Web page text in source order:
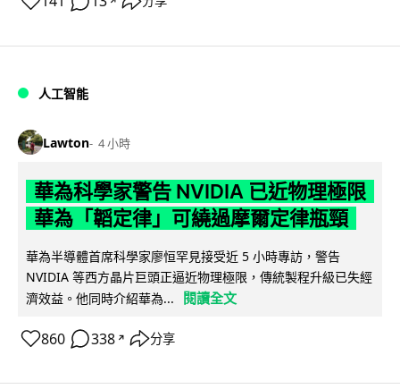
人工智能
Lawton 4 小時
華為科學家警告 NVIDIA 已近物理極限
華為「韜定律」可繞過摩爾定律瓶頸
華為半導體首席科學家廖恒罕見接受近 5 小時專訪，警告
NVIDIA 等西方晶片巨頭正逼近物理極限，傳統製程升級已失經
濟效益。他同時介紹華為...
閱讀全文
860 338 ↗ 分享